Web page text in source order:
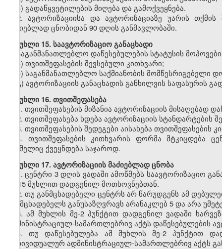
ზ) გადაწყვეტილების მიღება და გამოქვეყნება.
2. ავტორიზაციისა და ავტორიზაციაზე უარის თქმის
მაძიებლად ცნობიდან 90 დღის განმავლობაში.
მუხლი 15. საავტორიზაციო განაცხადი
საგანმანათლებლო დაწესებულების სტატუსის
ა) თვითშეფასების შევსებული კითხვარი;
ბ) საგანმანათლებლო საქმიანობის მომწესრიგებელი
გ) ავტორიზაციის განაცხადის განხილვის საფასურის
მუხლი 16. თვითშეფასება
1. თვითშეფასების მიზანია ავტორიზაციის მისაღებად
2. თვითშეფასება ხდება ავტორიზაციის სტანდარტების
3. თვითშეფასების შედეგები აისახება თვითშეფასების
4. თვითშეფასების კითხვარის ფორმა მტკიცდება
რომელიც ქვეყნდება საჯაროდ.
მუხლი 17. ავტორიზაციის მაძიებლად ცნობა
1. ცენტრი 3 დღის ვადაში ამოწმებს საავტორიზაციო
მე-15 მუხლით დადგენილ მოთხოვნებთან.
2. თუ განმცხადებელი ცენტრს არ წარუდგენს ამ
განმცხადებელს განუსაზღვრავს არანაკლებ 5 და არა
3. ამ მუხლის მე-2 პუნქტით დადგენილ ვადაში
ადმინისტრაციულ-სამართლებრივ აქტს დაწესებულების
4. თუ დაწესებულება ამ მუხლის მე-2 პუნქტით
ინდივიდუალურ ადმინისტრაციულ-სამართლებრივ აქტს